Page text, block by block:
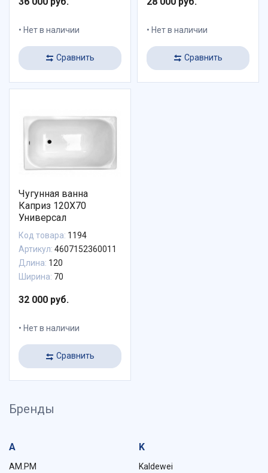
Нет в наличии
Сравнить
Нет в наличии
Сравнить
Чугунная ванна
Каприз 120X70
Универсал
Код товара: 1194
Артикул: 4607152360011
Длина: 120
Ширина: 70
32 000 руб.
Нет в наличии
Сравнить
Бренды
A
AM.PM
K
Kaldewei